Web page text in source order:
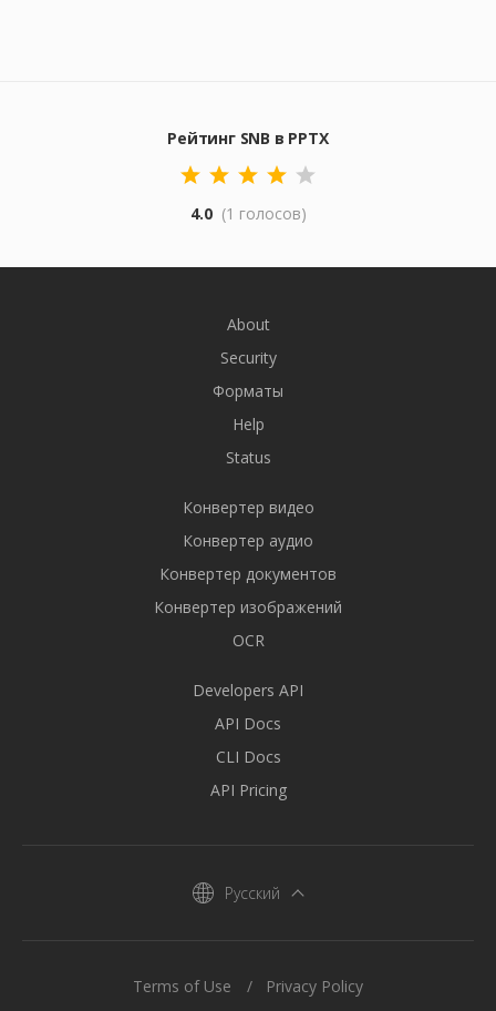
Рейтинг SNB в PPTX
4.0 (1 голосов)
About
Security
Форматы
Help
Status
Конвертер видео
Конвертер аудио
Конвертер документов
Конвертер изображений
OCR
Developers API
API Docs
CLI Docs
API Pricing
Русский
Terms of Use Privacy Policy